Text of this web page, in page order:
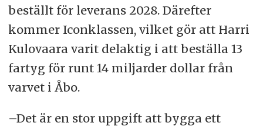
beställt för leverans 2028. Därefter
kommer Iconklassen, vilket gör att Harri
Kulovaara varit delaktig i att beställa 13
fartyg för runt 14 miljarder dollar från
varvet i Åbo.
–Det är en stor uppgift att bygga ett